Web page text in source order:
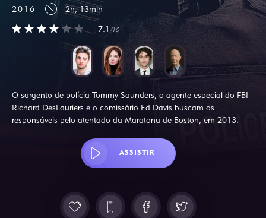
2016 2h, 13min
7.1 /10
O sargento de polícia Tommy Saunders, o agente especial do FBI
Richard DesLauriers e o comissário Ed Davis buscam os
responsáveis pelo atentado da Maratona de Boston, em 2013.
ASSISTIR